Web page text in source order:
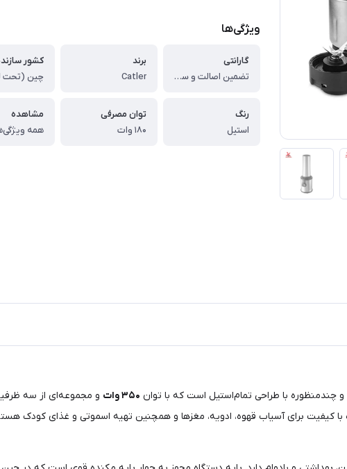
ویژگی‌ها
گارانتی
تضمین اصالت و سلامت کالا (اورجینال)
برند
Catler
کشور
رنگ
استیل
توان مصرفی
۱۸۰ وات
مشاهده
همه
چندمنظوره با طراحی تمام‌استیل است که با توان ۳۵۰ وات
و مجموعه‌ای از سه
کیفیت برای آسیاب قهوه، ادویه، مغزها و همچنین تهیه اسموتی و غذای کودک